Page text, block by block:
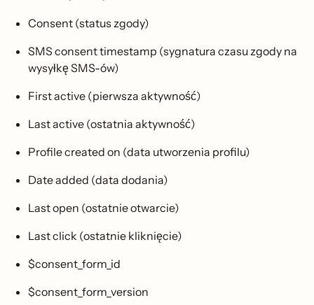
Consent (status zgody)
SMS consent timestamp (sygnatura czasu zgody na
wysyłkę SMS-ów)
First active (pierwsza aktywność)
Last active (ostatnia aktywność)
Profile created on (data utworzenia profilu)
Date added (data dodania)
Last open (ostatnie otwarcie)
Last click (ostatnie kliknięcie)
$consent_form_id
$consent_form_version